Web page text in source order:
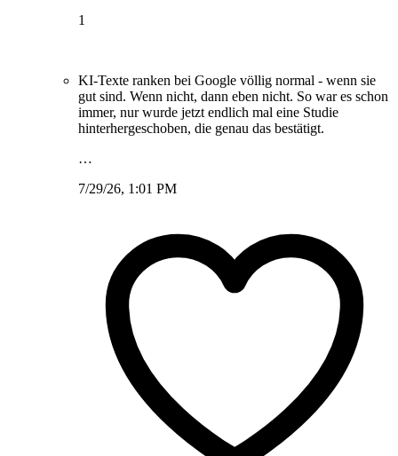
1
KI-Texte ranken bei Google völlig normal - wenn sie
gut sind. Wenn nicht, dann eben nicht. So war es schon
immer, nur wurde jetzt endlich mal eine Studie
hinterhergeschoben, die genau das bestätigt.
…
7/29/26, 1:01 PM